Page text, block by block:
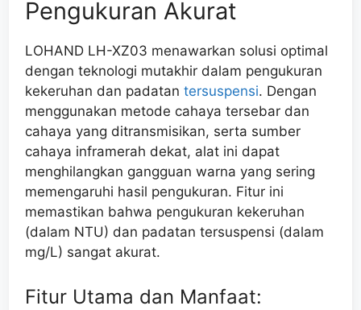
Pengukuran Akurat
LOHAND LH-XZ03 menawarkan solusi optimal
dengan teknologi mutakhir dalam pengukuran
kekeruhan dan padatan tersuspensi. Dengan
menggunakan metode cahaya tersebar dan
cahaya yang ditransmisikan, serta sumber
cahaya inframerah dekat, alat ini dapat
menghilangkan gangguan warna yang sering
memengaruhi hasil pengukuran. Fitur ini
memastikan bahwa pengukuran kekeruhan
(dalam NTU) dan padatan tersuspensi (dalam
mg/L) sangat akurat.
Fitur Utama dan Manfaat: